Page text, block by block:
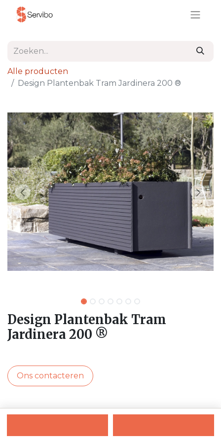
Alle producten
Design Plantenbak Tram Jardinera 200 ®
Design Plantenbak Tram
Jardinera 200 ®
Ons contacteren